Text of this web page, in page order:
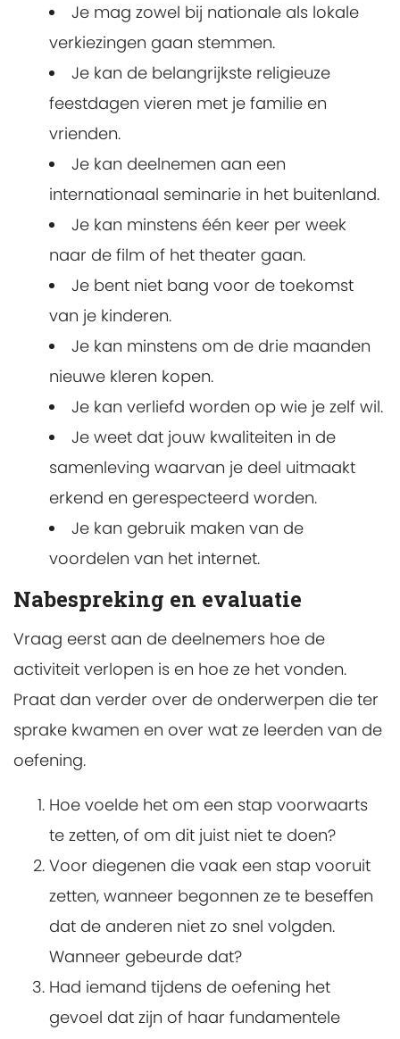
Je mag zowel bij nationale als lokale
verkiezingen gaan stemmen.
Je kan de belangrijkste religieuze
feestdagen vieren met je familie en
vrienden.
Je kan deelnemen aan een
internationaal seminarie in het buitenland.
Je kan minstens één keer per week
naar de film of het theater gaan.
Je bent niet bang voor de toekomst
van je kinderen.
Je kan minstens om de drie maanden
nieuwe kleren kopen.
Je kan verliefd worden op wie je zelf wil.
Je weet dat jouw kwaliteiten in de
samenleving waarvan je deel uitmaakt
erkend en gerespecteerd worden.
Je kan gebruik maken van de
voordelen van het internet.
Nabespreking en evaluatie
Vraag eerst aan de deelnemers hoe de
activiteit verlopen is en hoe ze het vonden.
Praat dan verder over de onderwerpen die ter
sprake kwamen en over wat ze leerden van de
oefening.
Hoe voelde het om een stap voorwaarts
te zetten, of om dit juist niet te doen?
Voor diegenen die vaak een stap vooruit
zetten, wanneer begonnen ze te beseffen
dat de anderen niet zo snel volgden.
Wanneer gebeurde dat?
Had iemand tijdens de oefening het
gevoel dat zijn of haar fundamentele